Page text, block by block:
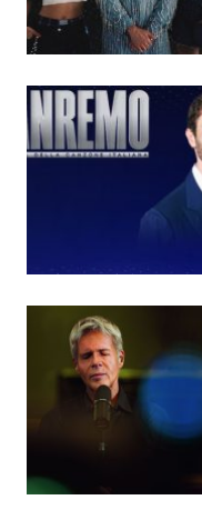
Costume
Extra
Eventi